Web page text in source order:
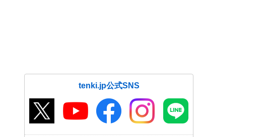
tenki.jp公式SNS